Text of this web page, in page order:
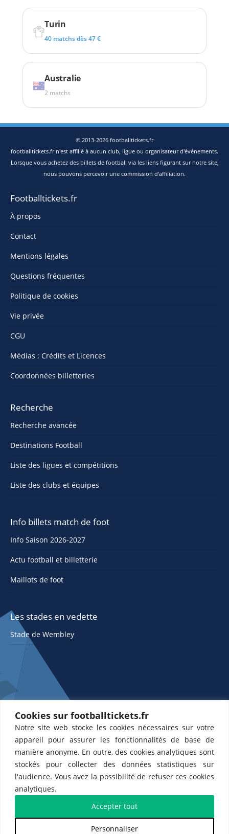
Cookies sur footballtickets.fr
Notre site web stocke les cookies nécessaires sur votre
appareil pour assurer les fonctionnalités de base de
manière anonyme. En outre, des cookies analytiques sont
stockés pour collecter des données statistiques sur
l'audience. Vous avez la possibilité de refuser ces cookies
analytiques.
Personnaliser
Accepter tout
Turin
40 matchs dès 47 €
Australie
2 matchs
© 2013-2026 footballtickets.fr
footballtickets.fr n'est affilié à aucun club, ligue ou organisateur d'événements.
Lorsque vous achetez des billets de football via les liens figurant sur notre site,
nous pouvons percevoir une commission d'affiliation.
Footballtickets.fr
À propos
Contact
Mentions légales
Questions fréquentes
Politique de cookies
Vie privée
CGU
Médias : Crédits et Licences
Coordonnées billetteries
Recherche
Recherche avancée
Destinations Football
Liste des ligues et compétitions
Liste des clubs et équipes
Info billets match de foot
Info Saison 2026-2027
Actu football et billetterie
Maillots de foot
Les stades en vedette
Stade de Wembley
ETTS 365 SL, Rambla de Catalunya 38, 8, 1, 08007 Barcelone, Espagne |
CIF : ES-B43945534
Partenaires de l'US Changé 53 💙et de l'US Bretons de Paris 🤍